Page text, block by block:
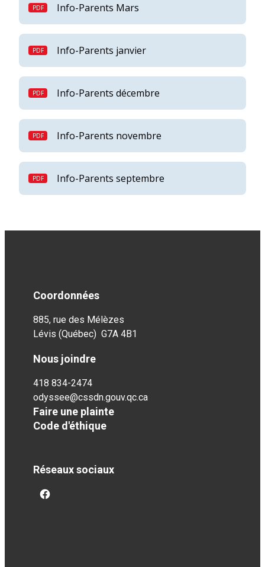
Info-Parents Mars
Info-Parents janvier
Info-Parents décembre
Info-Parents novembre
Info-Parents septembre
Coordonnées
885, rue des Mélèzes
Lévis (Québec) G7A 4B1
Nous joindre
418 834-2474
odyssee@cssdn.gouv.qc.ca
Faire une plainte
Code d'éthique
Réseaux sociaux
facebook